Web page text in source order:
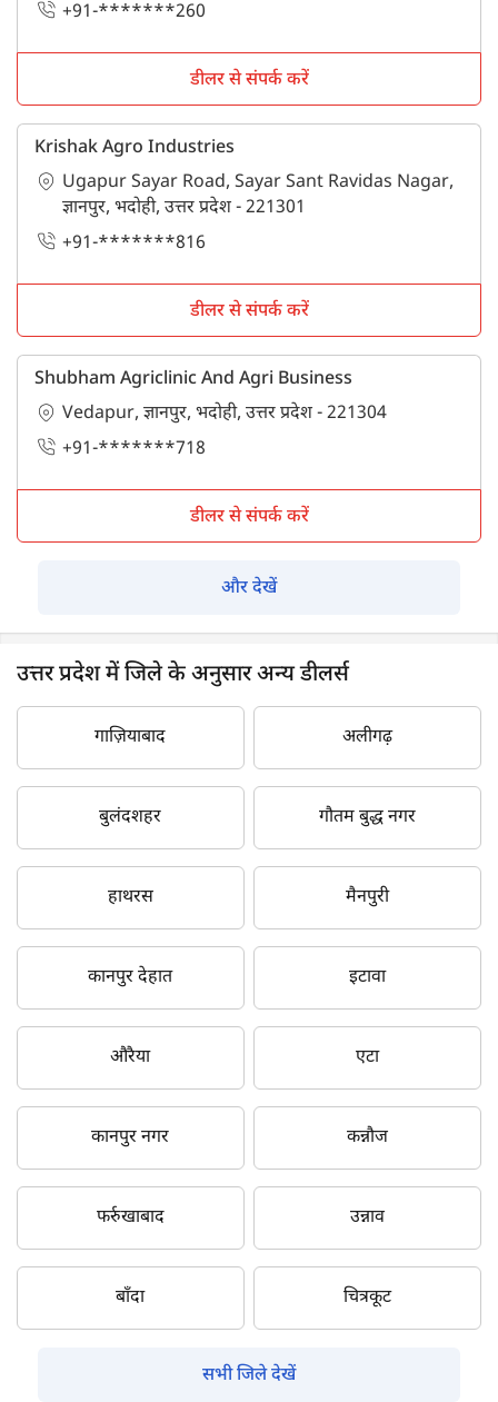
+91-*******260
डीलर से संपर्क करें
Krishak Agro Industries
Ugapur Sayar Road, Sayar Sant Ravidas Nagar,
ज्ञानपुर, भदोही, उत्तर प्रदेश - 221301
+91-*******816
डीलर से संपर्क करें
Shubham Agriclinic And Agri Business
Vedapur, ज्ञानपुर, भदोही, उत्तर प्रदेश - 221304
+91-*******718
डीलर से संपर्क करें
और देखें
उत्तर प्रदेश में जिले के अनुसार अन्य डीलर्स
गाज़ियाबाद अलीगढ़
बुलंदशहर गौतम बुद्ध नगर
हाथरस मैनपुरी
कानपुर देहात इटावा
औरैया एटा
कानपुर नगर कन्नौज
फर्रुखाबाद उन्नाव
बाँदा चित्रकूट
सभी जिले देखें